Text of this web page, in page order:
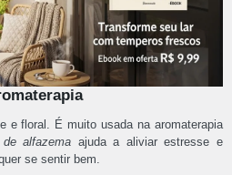
e floral. É muito usada na aromaterapia
alfazema ajuda a aliviar estresse e
se sentir bem.